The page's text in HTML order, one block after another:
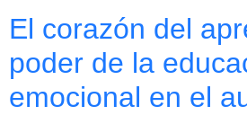
El corazón del
poder de la
emocional en el